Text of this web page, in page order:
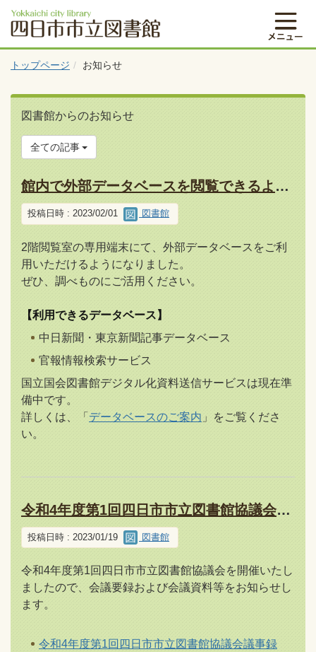
トップページ お知らせ
図書館からのお知らせ
全ての記事
館内で外部データベースを閲覧できるようになりました
投稿日時 : 2023/02/01 図書館
2階閲覧室の専用端末にて、外部データベースをご利
用いただけるようになりました。
ぜひ、調べものにご活用ください。
【利用できるデータベース】
中日新聞・東京新聞記事データベース
官報情報検索サービス
国立国会図書館デジタル化資料送信サービスは現在準
備中です。
詳しくは、「 データベースのご案内 」をご覧くださ
い。
令和4年度第1回四日市市立図書館協議会の内容報告について
投稿日時 : 2023/01/19 図書館
令和4年度第1回四日市市立図書館協議会を開催いたし
ましたので、会議要録および会議資料等をお知らせし
ます。
令和4年度第1回四日市市立図書館協議会議事録